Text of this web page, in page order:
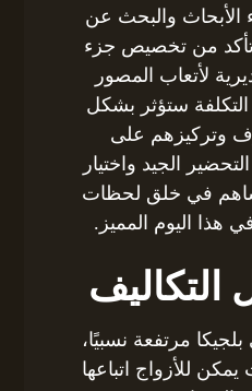
الأبحاث والبحث عن
من تخصيص جزء
لأتعاب المصور
ستؤثر بشكل
وتركيزهم على
الجيد واختيار
في خلق لحظات
هذا اليوم المميز.
التكاليف
مرتفعة نسبيًا،
للأزواج اتباعها